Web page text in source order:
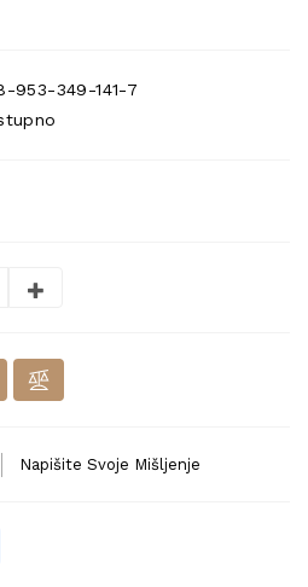
953-349-141-7
Napišite Svoje Mišljenje